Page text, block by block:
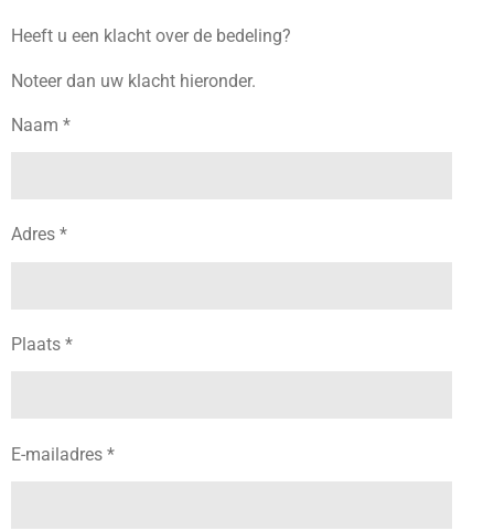
Heeft u een klacht over de bedeling?
Noteer dan uw klacht hieronder.
Naam *
Adres *
Plaats *
E-mailadres *